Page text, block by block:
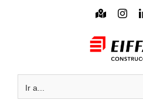
Mapa
Ir a...